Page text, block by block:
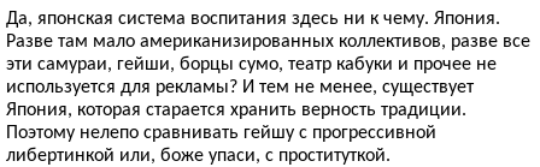
Да, японская система воспитания здесь ни к чему. Япония.
Разве там мало американизированных коллективов, разве все
эти самураи, гейши, борцы сумо, театр кабуки и прочее не
используется для рекламы? И тем не менее, существует
Япония, которая старается хранить верность традиции.
Поэтому нелепо сравнивать гейшу с прогрессивной
либертинкой или, боже упаси, с проституткой.